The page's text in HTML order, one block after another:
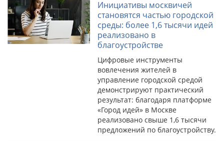
Инициативы москвичей
становятся частью городской
среды: более 1,6 тысячи идей
реализовано в
благоустройстве
Цифровые инструменты
вовлечения жителей в
управление городской средой
демонстрируют практический
результат: благодаря платформе
«Город идей» в Москве
реализовано свыше 1,6 тысячи
предложений по благоустройству.